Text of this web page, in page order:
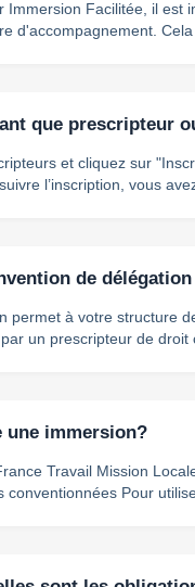
Immersion Facilitée, il est
dépend de votre type de structure et de
que prescripteur
et cliquez sur "Inscrire mon
de
permet à votre structure
un prescripteur de droit
une immersion?